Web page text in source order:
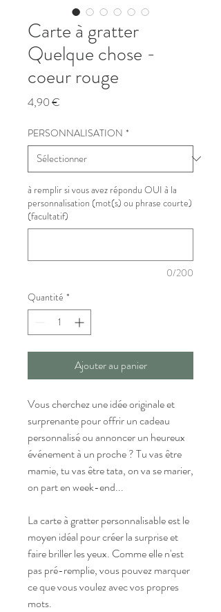
Carte à gratter
Quelque chose -
coeur rouge
4,90 €
PERSONNALISATION *
à remplir si vous avez répondu OUI à la
personnalisation (mot(s) ou phrase courte)
(facultatif)
0/200
Quantité *
Ajouter au panier
Vous cherchez une idée originale et
surprenante pour offrir un cadeau
personnalisé ou annoncer un heureux
événement à un proche ? Tu vas être
mamie, tu vas être tata, on va se marier,
on part en week-end...
La carte à gratter personnalisable est le
moyen idéal pour créer la surprise et
faire briller les yeux. Comme elle n'est
pas pré-remplie, vous pouvez marquer
ce que vous voulez avec vos propres
mots.